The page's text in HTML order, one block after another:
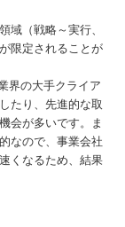
域（戦略～実行、
限定されることが
界の大手クライア
たり、先進的な取
会が多いです。ま
なので、事業会社
くなるため、結果